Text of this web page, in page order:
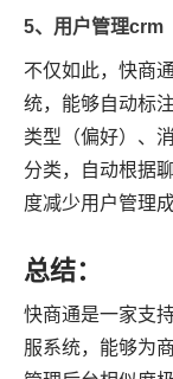
5、用户管理crm
不仅如此，快商
统，能够自动标
类型（偏好）、
分类，自动根据
度减少用户管理成
总结：
快商通是一家支
服系统，能够为